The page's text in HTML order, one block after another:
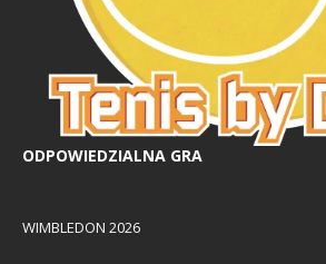
ODPOWIEDZIALNA GRA
WIMBLEDON 2026